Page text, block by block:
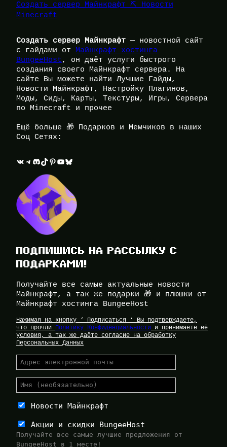
Создать сервер Майнкрафт ⛏️ Новости
Minecraft
Создать сервер Майнкрафт — новостной сайт
с гайдами от
Майнкрафт хостинга
BungeeHost, он даёт услуги быстрого
создания своего Майнкрафт сервера. На
сайте Вы можете найти Лучшие Гайды,
Новости Майнкрафт, Настройку Плагинов,
Моды, Сиды, Карты, Текстуры, Игры, Сервера
по Minecraft и прочее
Ещё больше 🎁 Подарков и Мемчиков в наших
Соц Сетях:
ВКонтакте Telegram Discord TikTok Pinterest YouTube Bluesky
ПОДПИШИСЬ НА РАССЫЛКУ С
ПОДАРКАМИ!
Получайте все самые актуальные новости
Майнкрафт, а так же подарки 🎁 и плюшки от
Майнкрафт хостинга BungeeHost
Нажимая на кнопку ‘ Подписаться ‘ Вы подтверждаете,
что прочли Политику Конфиденциальности и принимаете её
условия, а так же даёте согласие на обработку
Персональных Данных
Новости Майнкрафт
Акции и скидки BungeeHost
Получайте все самые лучшие предложения от
BungeeHost в 1 месте!